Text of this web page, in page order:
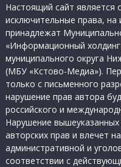
Настоящий сайт является
исключительные права, на
принадлежат
«Информационный
муниципального округа
(МБУ «Кстово-Медиа»).
только с письменного
нарушение прав автора
российского и
Нарушение
авторских прав и влечет
административной и
соответствии с